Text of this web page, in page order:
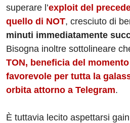
superare l’exploit del
quello di NOT, cresciuto di
minuti immediatamente
Bisogna inoltre sottolineare
TON, beneficia del
favorevole per tutta la
orbita attorno a Telegram.
È tuttavia lecito aspettarsi